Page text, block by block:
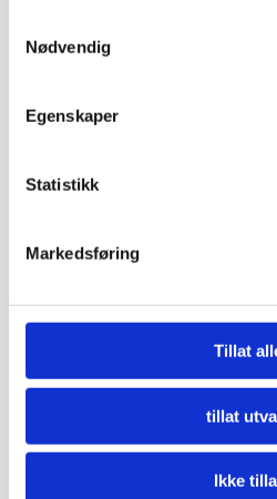
Nødvendig
Egenskaper
Statistikk
Markedsføring
Tillat
tillat
Ikke
noen kulturer. Med godt stell
vare i flere generasjoner og
Relaterte produkter
8.370kr
Legg I Handlekurv